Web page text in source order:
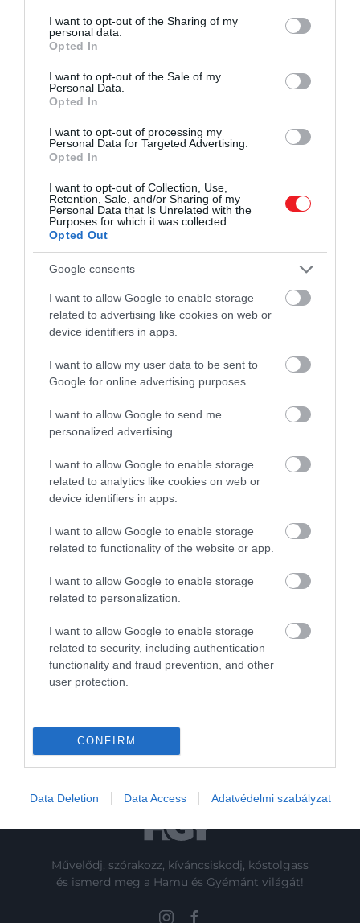
not limited to your visit or usage behaviour. You may click to
grant or deny consent to Google and its third-party tags to
use your data for below specified purposes in below Google
consent section.
I want to opt-out of the Sharing of my
personal data.
Opted In
I want to opt-out of the Sale of my
Personal Data.
Opted In
I want to opt-out of processing my
Personal Data for Targeted Advertising.
Opted In
I want to opt-out of Collection, Use,
Retention, Sale, and/or Sharing of my
Personal Data that Is Unrelated with the
Purposes for which it was collected.
Opted Out
Google consents
I want to allow Google to enable storage
related to advertising like cookies on web or
device identifiers in apps.
I want to allow my user data to be sent to
Google for online advertising purposes.
I want to allow Google to send me
personalized advertising.
I want to allow Google to enable storage
related to analytics like cookies on web or
device identifiers in apps.
I want to allow Google to enable storage
related to functionality of the website or app.
I want to allow Google to enable storage
related to personalization.
I want to allow Google to enable storage
related to security, including authentication
functionality and fraud prevention, and other
user protection.
CONFIRM
Data Deletion Data Access Adatvédelmi szabályzat
mondja, hogy »oké soha
kapcsolatom a
című könyv szerzője a Us Weeklynek. A szerző
szerint, ha Harry megtenné ezt a lépést, annak
nehéz következményei lennének a karrierjére
nézve.
Olvasd el ezt is!Most vagy soha − Harry és
Vilmos kapcsolata elérte a végpontot
Harry herceg a különböző médiaprojektjei és
interjúi során többször is kifejezte, hogy szeretne
magát képesnek, és úgy tűnik, ők sem igazán
közelednek hozzá. Reméljük, hogy ez az egész
helyzet valahogy javulni fog, és inkább előbb, mint
Nyitókép: Fotó: Karwai Tang/WireImage
HARRY HERCEG KÁROLY KIRÁLY
KORONÁZÁS KULTÚRA
2026. AUGUSZTUS 5. ● KULTÚRA
Ezért építették a vécéket disznóól fölé az
2026. JÚLIUS 27. ● KULTÚRA
Művelődj, szórakozz, kíváncsiskodj, kóstolgass
és ismerd meg a Hamu és Gyémánt világát!